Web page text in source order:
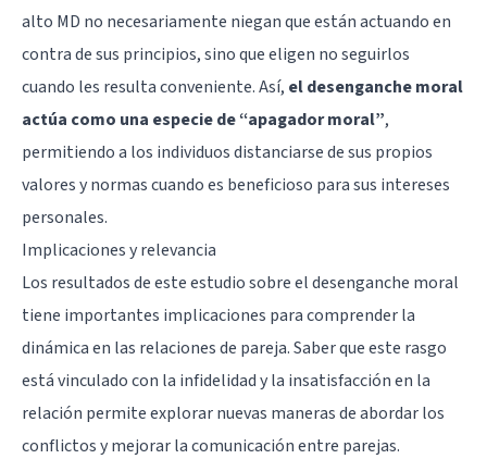
alto MD no necesariamente niegan que están actuando en
contra de sus principios, sino que eligen no seguirlos
cuando les resulta conveniente. Así, el desenganche moral
actúa como una especie de “apagador moral”,
permitiendo a los individuos distanciarse de sus propios
valores y normas cuando es beneficioso para sus intereses
personales.
Implicaciones y relevancia
Los resultados de este estudio sobre el desenganche moral
tiene importantes implicaciones para comprender la
dinámica en las relaciones de pareja. Saber que este rasgo
está vinculado con la infidelidad y la insatisfacción en la
relación permite explorar nuevas maneras de abordar los
conflictos y mejorar la comunicación entre parejas.